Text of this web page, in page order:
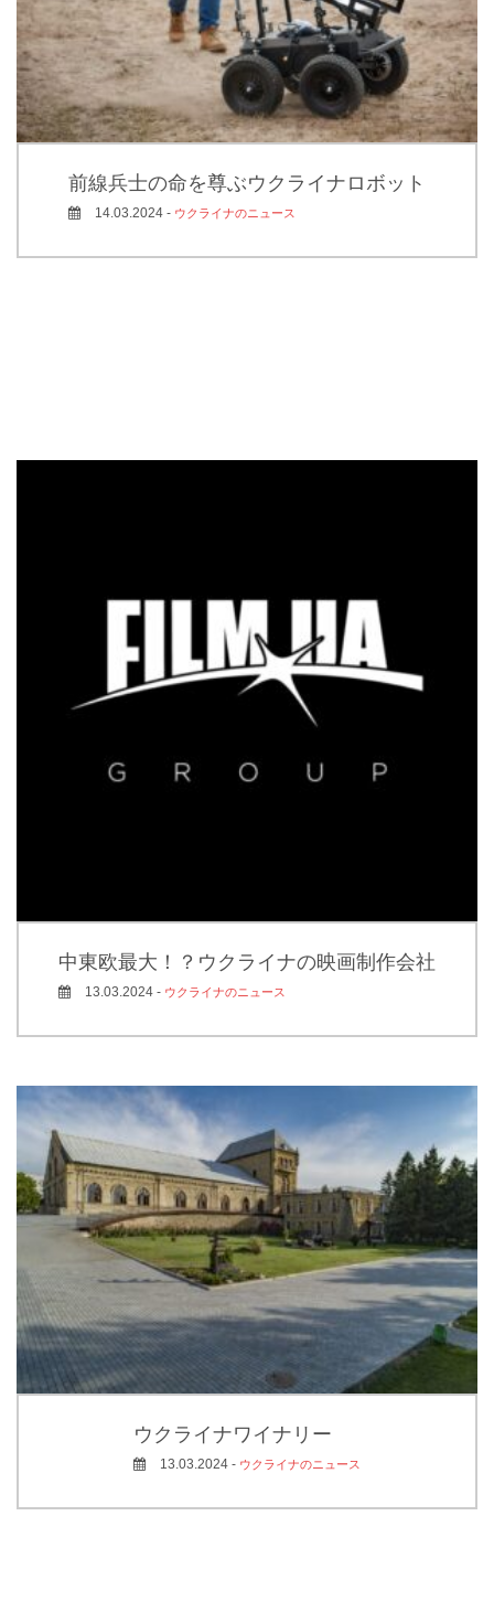
前線兵士の命を尊ぶウクライナロボット
14.03.2024 - ウクライナのニュース
中東欧最大！？ウクライナの映画制作会社
13.03.2024 - ウクライナのニュース
ウクライナワイナリー
13.03.2024 - ウクライナのニュース